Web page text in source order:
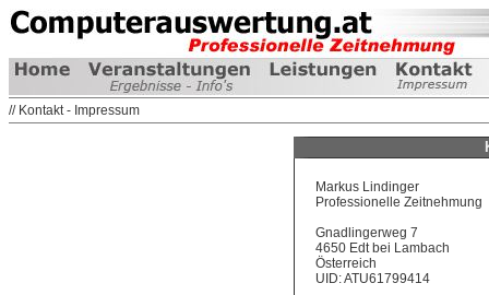
// Kontakt - Impressum
Markus Lindinger
Professionelle Zeitnehmung
Gnadlingerweg 7
4650 Edt bei Lambach
Österreich
UID: ATU61799414